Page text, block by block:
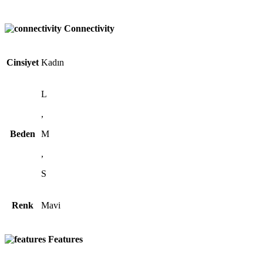
Connectivity
Cinsiyet Kadın
Beden
L
,
M
,
S
Renk Mavi
Features